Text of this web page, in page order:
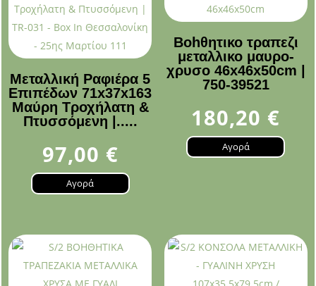
Μεταλλική Ραφιέρα 5
Επιπέδων 71x37x163
Μαύρη Τροχήλατη &
Πτυσσόμενη |.....
97,00 €
Αγορά
Bohθητικο τραπεζι
μεταλλικο μαυρο-
χρυσο 46x46x50cm |
750-39521
180,20 €
Αγορά